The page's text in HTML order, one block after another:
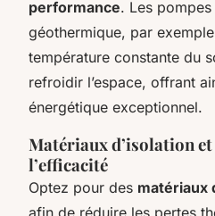
performance. Les
géothermique, par
température constante du
refroidir l’espace, offrant
énergétique exceptionnel.
Matériaux d’isolation
l’efficacité
Optez pour des matériaux
afin de réduire les pertes